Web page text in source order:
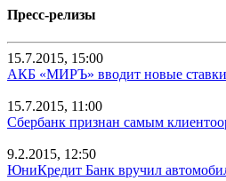
Пресс-релизы
15.7.2015, 15:00
АКБ «МИРЪ» вводит новые
15.7.2015, 11:00
Сбербанк признан самым
9.2.2015, 12:50
ЮниКредит Банк вручил